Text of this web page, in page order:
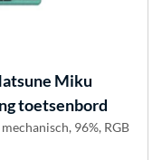
Miku
toetsenbord
96%, RGB